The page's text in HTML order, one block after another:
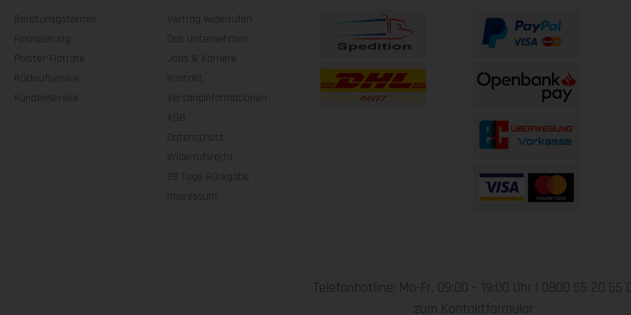
Beratunsgstermin
Finanzierung
Polster-Flatrate
Rückrufservice
Kundenservice
Vertrag widerrufen
Das Unternehmen
Jobs & Karriere
Kontakt
Versandinformationen
AGB
Datenschutz
Widerrufsrecht
28 Tage Rückgabe
Impressum
Telefonhotline: Mo-Fr, 09:00 – 19:00 Uhr | 0800 55 20 55
zum Kontaktformular